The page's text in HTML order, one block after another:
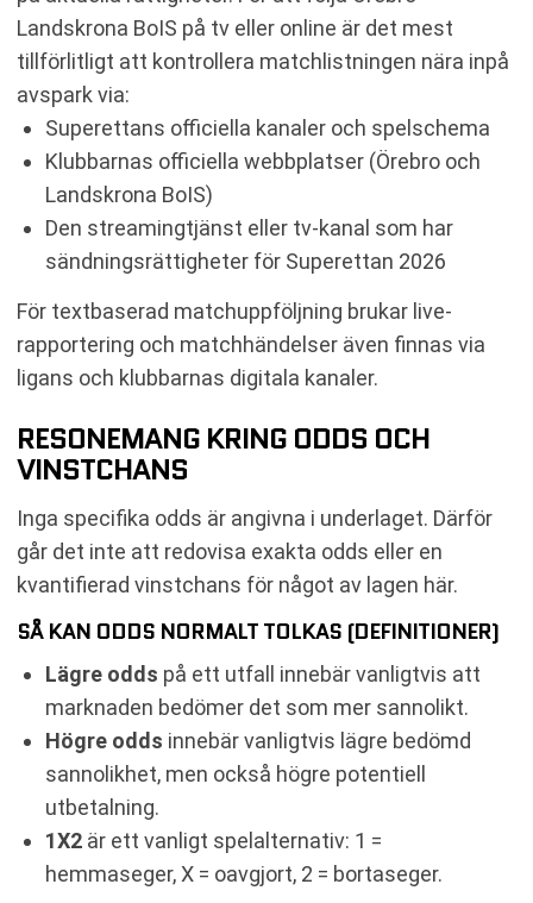
Landskrona BoIS på tv eller online är det mest
tillförlitligt att kontrollera matchlistningen nära inpå
avspark via:
Superettans officiella kanaler och spelschema
Klubbarnas officiella webbplatser (Örebro och
Landskrona BoIS)
Den streamingtjänst eller tv-kanal som har
sändningsrättigheter för Superettan 2026
För textbaserad matchuppföljning brukar live-
rapportering och matchhändelser även finnas via
ligans och klubbarnas digitala kanaler.
RESONEMANG KRING ODDS OCH
VINSTCHANS
Inga specifika odds är angivna i underlaget. Därför
går det inte att redovisa exakta odds eller en
kvantifierad vinstchans för något av lagen här.
SÅ KAN ODDS NORMALT TOLKAS (DEFINITIONER)
Lägre odds på ett utfall innebär vanligtvis att
marknaden bedömer det som mer sannolikt.
Högre odds innebär vanligtvis lägre bedömd
sannolikhet, men också högre potentiell
utbetalning.
1X2 är ett vanligt spelalternativ: 1 =
hemmaseger, X = oavgjort, 2 = bortaseger.